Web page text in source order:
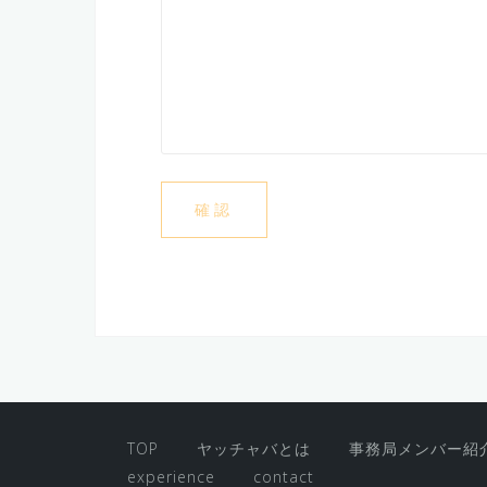
TOP ヤッチャバとは 事務局メンバー紹
experience
contact